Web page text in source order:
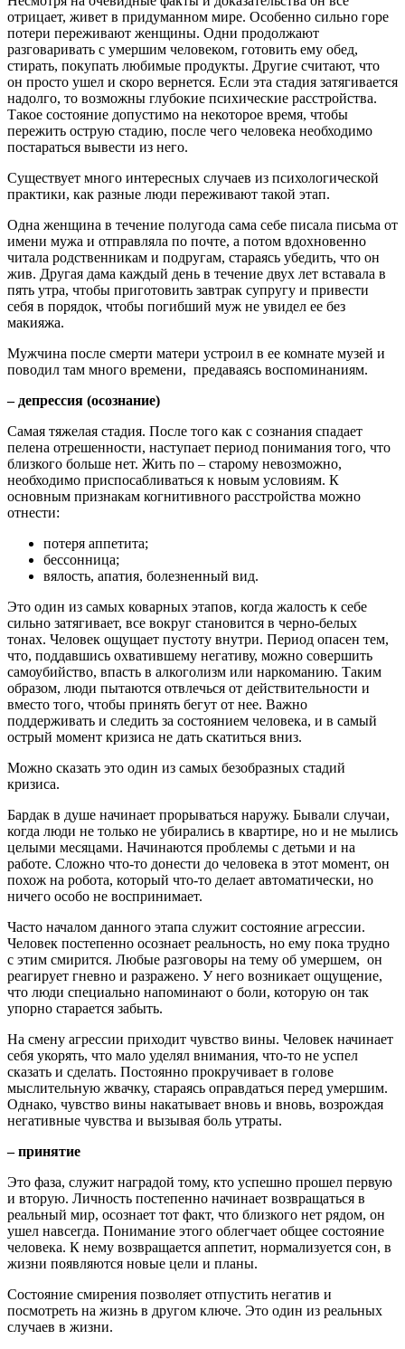
отрицает, живет в придуманном мире. Особенно сильно горе
потери переживают женщины. Одни продолжают
разговаривать с умершим человеком, готовить ему обед,
стирать, покупать любимые продукты. Другие считают, что
он просто ушел и скоро вернется. Если эта стадия затягивается
надолго, то возможны глубокие психические расстройства.
Такое состояние допустимо на некоторое время, чтобы
пережить острую стадию, после чего человека необходимо
постараться вывести из него.
Существует много интересных случаев из психологической
практики, как разные люди переживают такой этап.
Одна женщина в течение полугода сама себе писала письма от
имени мужа и отправляла по почте, а потом вдохновенно
читала родственникам и подругам, стараясь убедить, что он
жив. Другая дама каждый день в течение двух лет вставала в
пять утра, чтобы приготовить завтрак супругу и привести
себя в порядок, чтобы погибший муж не увидел ее без
макияжа.
Мужчина после смерти матери устроил в ее комнате музей и
поводил там много времени, предаваясь воспоминаниям.
– депрессия (осознание)
Самая тяжелая стадия. После того как с сознания спадает
пелена отрешенности, наступает период понимания того, что
близкого больше нет. Жить по – старому невозможно,
необходимо приспосабливаться к новым условиям. К
основным признакам когнитивного расстройства можно
отнести:
потеря аппетита;
бессонница;
вялость, апатия, болезненный вид.
Это один из самых коварных этапов, когда жалость к себе
сильно затягивает, все вокруг становится в черно-белых
тонах. Человек ощущает пустоту внутри. Период опасен тем,
что, поддавшись охватившему негативу, можно совершить
самоубийство, впасть в алкоголизм или наркоманию. Таким
образом, люди пытаются отвлечься от действительности и
вместо того, чтобы принять бегут от нее. Важно
поддерживать и следить за состоянием человека, и в самый
острый момент кризиса не дать скатиться вниз.
Можно сказать это один из самых безобразных стадий
кризиса.
Бардак в душе начинает прорываться наружу. Бывали случаи,
когда люди не только не убирались в квартире, но и не мылись
целыми месяцами. Начинаются проблемы с детьми и на
работе. Сложно что-то донести до человека в этот момент, он
похож на робота, который что-то делает автоматически, но
ничего особо не воспринимает.
Часто началом данного этапа служит состояние агрессии.
Человек постепенно осознает реальность, но ему пока трудно
с этим смирится. Любые разговоры на тему об умершем, он
реагирует гневно и разражено. У него возникает ощущение,
что люди специально напоминают о боли, которую он так
упорно старается забыть.
На смену агрессии приходит чувство вины. Человек начинает
себя укорять, что мало уделял внимания, что-то не успел
сказать и сделать. Постоянно прокручивает в голове
мыслительную жвачку, стараясь оправдаться перед умершим.
Однако, чувство вины накатывает вновь и вновь, возрождая
негативные чувства и вызывая боль утраты.
– принятие
Это фаза, служит наградой тому, кто успешно прошел первую
и вторую. Личность постепенно начинает возвращаться в
реальный мир, осознает тот факт, что близкого нет рядом, он
ушел навсегда. Понимание этого облегчает общее состояние
человека. К нему возвращается аппетит, нормализуется сон, в
жизни появляются новые цели и планы.
Состояние смирения позволяет отпустить негатив и
посмотреть на жизнь в другом ключе. Это один из реальных
случаев в жизни.